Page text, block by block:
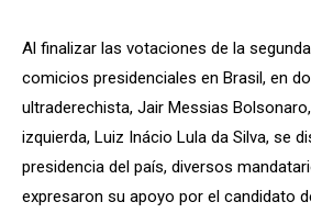
Al finalizar las votaciones de la
comicios presidenciales en Brasil, en
ultraderechista, Jair Messias
izquierda, Luiz Inácio Lula da Silva, se
presidencia del país, diversos
expresaron su apoyo por el candidato